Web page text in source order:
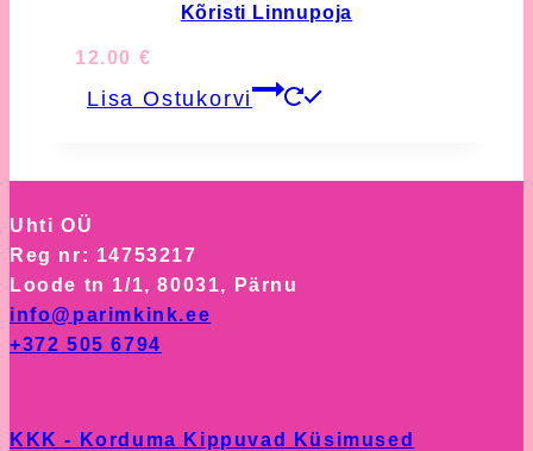
Kõristi Linnupoja
12.00 €
Lisa Ostukorvi
Uhti OÜ
Reg nr: 14753217
Loode tn 1/1, 80031, Pärnu
info@parimkink.ee
+372 505 6794
KKK - Korduma Kippuvad Küsimused